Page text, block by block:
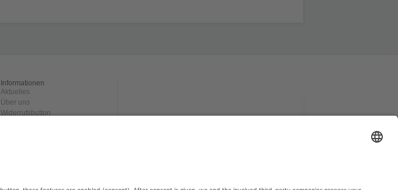
Informationen
Aktuelles
Über uns
Widerrufsbutton